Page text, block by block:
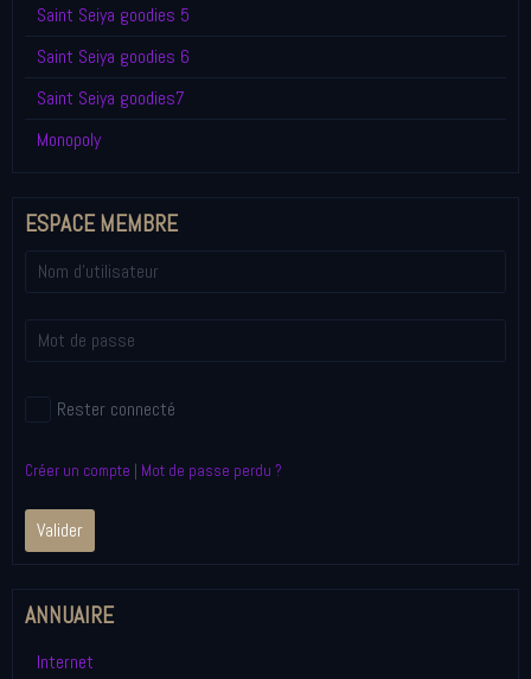
Saint Seiya goodies 5
Saint Seiya goodies 6
Saint Seiya goodies7
Monopoly
ESPACE MEMBRE
Rester connecté
Créer un compte | Mot de passe perdu ?
Valider
ANNUAIRE
Internet